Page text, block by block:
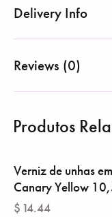
Delivery Info
Reviews (0)
Produtos
Verniz de unhas
Canary Yellow
$ 14.44